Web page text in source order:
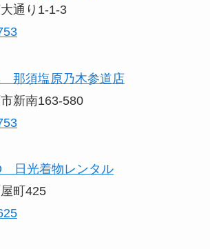
通り1-1-3
那須塩原乃木参道店
新南163-580
日光着物レンタル
町425